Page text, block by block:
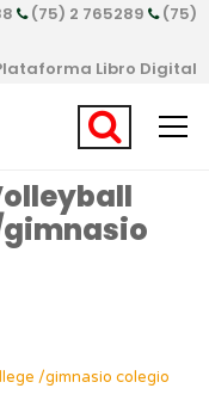
(75) 2 765289
(75)
Libro Digital
/gimnasio colegio